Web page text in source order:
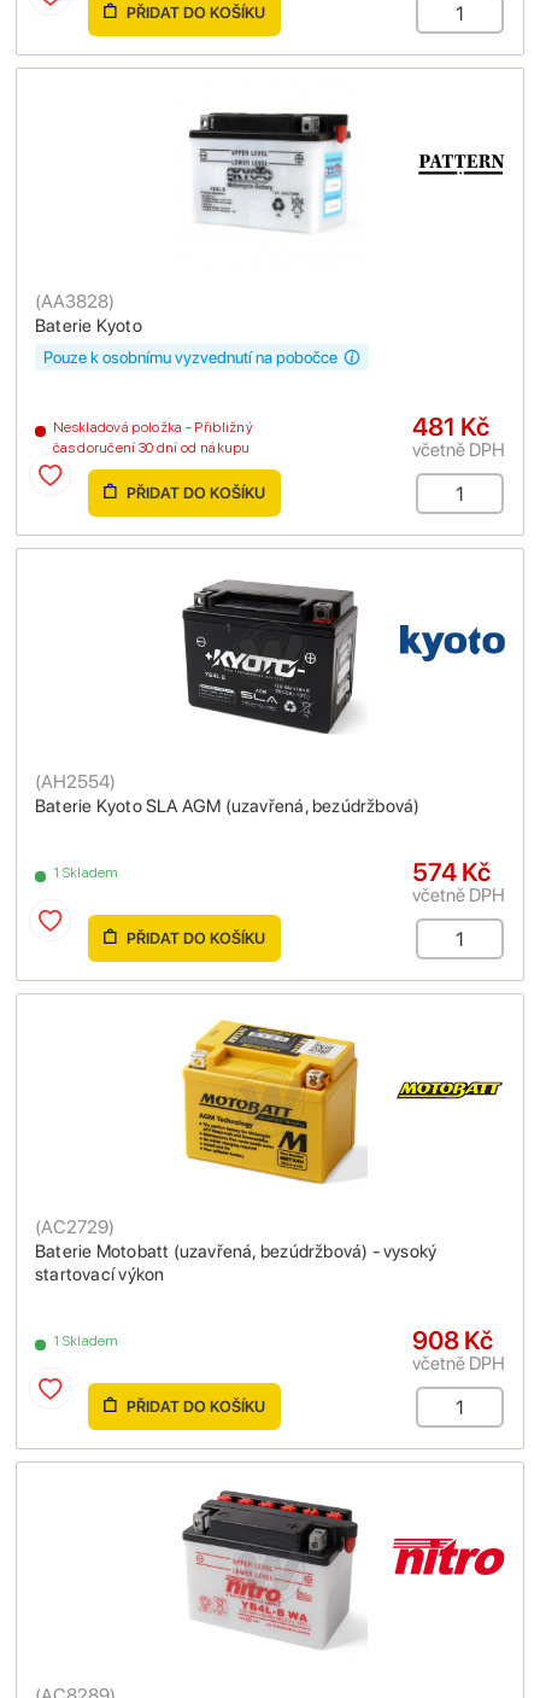
PŘIDAT DO KOŠÍKU
Baterie Kyoto
(AA3828)
Neskladová položka - Přibližný
čas doručení 30 dní od nákupu
Pouze k osobnímu vyzvednutí na pobočce
481 Kč
včetně DPH
PŘIDAT DO KOŠÍKU
Baterie Kyoto SLA AGM (uzavřená, bezúdržbová)
(AH2554)
1 Skladem 574 Kč
včetně DPH
PŘIDAT DO KOŠÍKU
Baterie Motobatt (uzavřená, bezúdržbová) - vysoký
startovací výkon
(AC2729)
1 Skladem 908 Kč
včetně DPH
PŘIDAT DO KOŠÍKU